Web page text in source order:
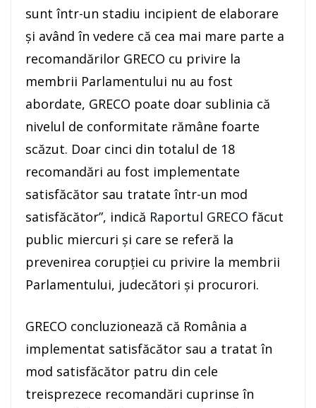
sunt într-un stadiu incipient de elaborare
şi având în vedere că cea mai mare parte a
recomandărilor GRECO cu privire la
membrii Parlamentului nu au fost
abordate, GRECO poate doar sublinia că
nivelul de conformitate rămâne foarte
scăzut. Doar cinci din totalul de 18
recomandări au fost implementate
satisfăcător sau tratate într-un mod
satisfăcător”, indică Raportul GRECO făcut
public miercuri şi care se referă la
prevenirea corupţiei cu privire la membrii
Parlamentului, judecători şi procurori.
GRECO concluzionează că România a
implementat satisfăcător sau a tratat în
mod satisfăcător patru din cele
treisprezece recomandări cuprinse în